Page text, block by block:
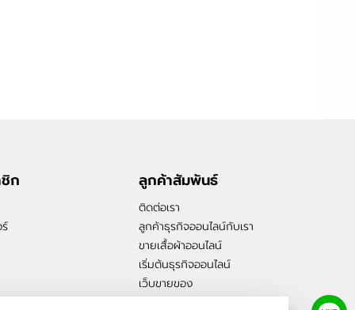
ก ลูกค้าสัมพันธ์
ติดต่อเรา
ลูกค้าธุรกิจออนไลน์กับเรา
ขายเสื้อผ้าออนไลน์
เริ่มต้นธุรกิจออนไลน์
เว็บขายของ